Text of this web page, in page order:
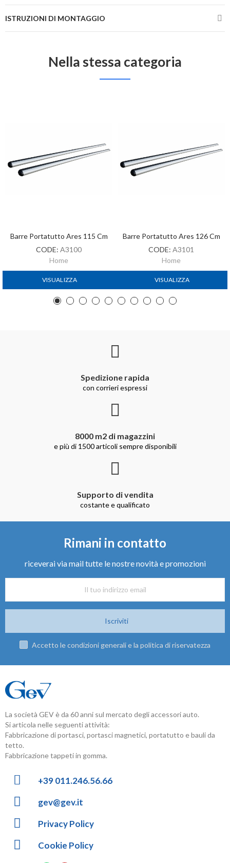
ISTRUZIONI DI MONTAGGIO
Nella stessa categoria
Barre Portatutto Ares 115 Cm
CODE: A3100
Home
VISUALIZZA
Barre Portatutto Ares 126 Cm
CODE: A3101
Home
VISUALIZZA
Spedizione rapida
con corrieri espressi
8000 m2 di magazzini
e più di 1500 articoli sempre disponibili
Supporto di vendita
costante e qualificato
Rimani in contatto
riceverai via mail tutte le nostre novità e promozioni
Iscriviti
Accetto le condizioni generali e la politica di riservatezza
La società GEV è da 60 anni sul mercato degli accessori auto.
Si articola nelle seguenti attività:
Fabbricazione di portasci, portasci magnetici, portatutto e bauli da
tetto.
Fabbricazione tappeti in gomma.
+39 011.246.56.66
gev@gev.it
Privacy Policy
Cookie Policy